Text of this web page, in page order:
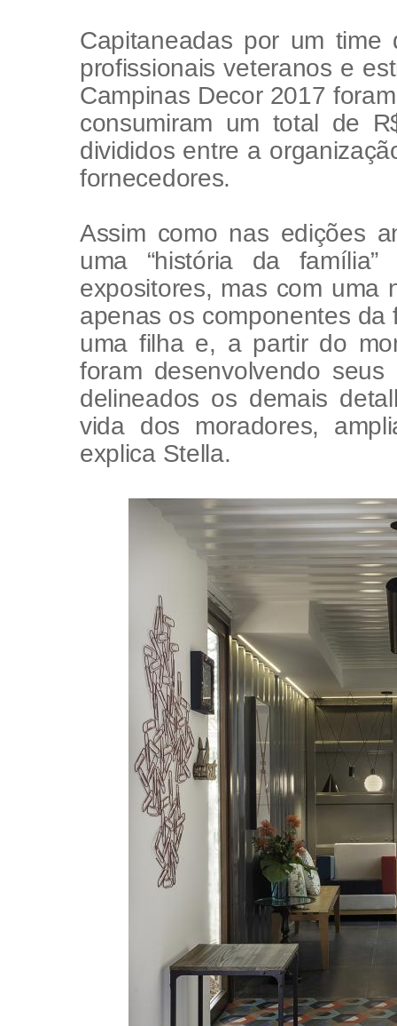
Capitaneadas por um
profissionais veteranos e
Campinas Decor2017
consumiram um total de
divididos entre a
fornecedores.
Assim como nas edições
uma “história da
expositores, mas com uma
apenas os componentes
uma filha e, a partir do
foram desenvolvendo
delineados os demais
vida dos moradores,
explica Stella.